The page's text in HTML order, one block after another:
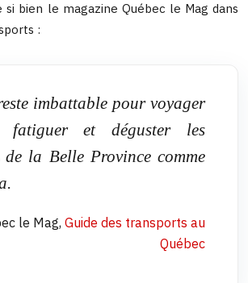
bien le magazine Québec le Mag dans
:
imbattable pour voyager
fatiguer et déguster les
de la Belle Province comme
le Mag, Guide des transports au
Québec